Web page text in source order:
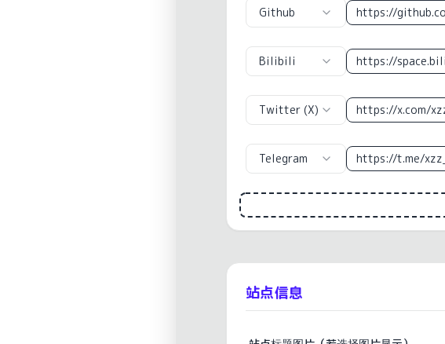
Github
Bilibili
Twitter (X)
Telegram
站点信息